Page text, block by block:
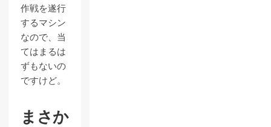
作戦を遂行
するマシン
なので、当
てはまるは
ずもないの
ですけど。
まさか